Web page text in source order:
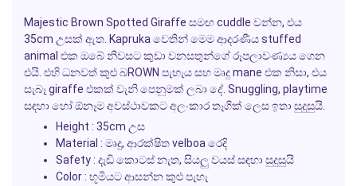
Majestic Brown Spotted Giraffe සමඟ cuddle වන්න, එය
35cm උසක් ඇත. Kapruka වෙතින් මෙම ආදරණීය stuffed
animal එක ඔබේ නිවසට කුඩා වනසතුන්ගේ රූපලාවණ්‍යය ගෙන
එයි. එහි ධනවත් කුළු බROWN පැහැය සහ මෘදු mane එක නිසා, එය
සැබෑ giraffe එකක් වැනි පෙනුමක් ලබා දේ. Snuggling, playtime
සඳහා හෝ ඕනෑම අවස්ථාවකට අලංකාර තෑගික් ලෙස ඉතා සුදුසුයි.
Height : 35cm උස
Material : මෘදු, ආරක්ෂිත velboa රෙදි
Safety : දැඩි කොටස් නැත, සියලු වයස් සඳහා සුදුසුයි
Color : භූමියට ආසන්න කුළු පැහැ